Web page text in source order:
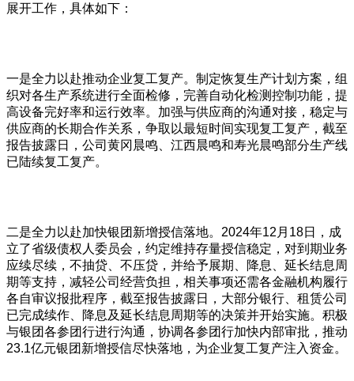
展开工作，具体如下：
一是全力以赴推动企业复工复产。制定恢复生产计划方案，组
织对各生产系统进行全面检修，完善自动化检测控制功能，提
高设备完好率和运行效率。加强与供应商的沟通对接，稳定与
供应商的长期合作关系，争取以最短时间实现复工复产，截至
报告披露日，公司黄冈晨鸣、江西晨鸣和寿光晨鸣部分生产线
已陆续复工复产。
二是全力以赴加快银团新增授信落地。2024年12月18日，成
立了省级债权人委员会，约定维持存量授信稳定，对到期业务
应续尽续，不抽贷、不压贷，并给予展期、降息、延长结息周
期等支持，减轻公司经营负担，相关事项还需各金融机构履行
各自审议报批程序，截至报告披露日，大部分银行、租赁公司
已完成续作、降息及延长结息周期等的决策并开始实施。积极
与银团各参团行进行沟通，协调各参团行加快内部审批，推动
23.1亿元银团新增授信尽快落地，为企业复工复产注入资金。